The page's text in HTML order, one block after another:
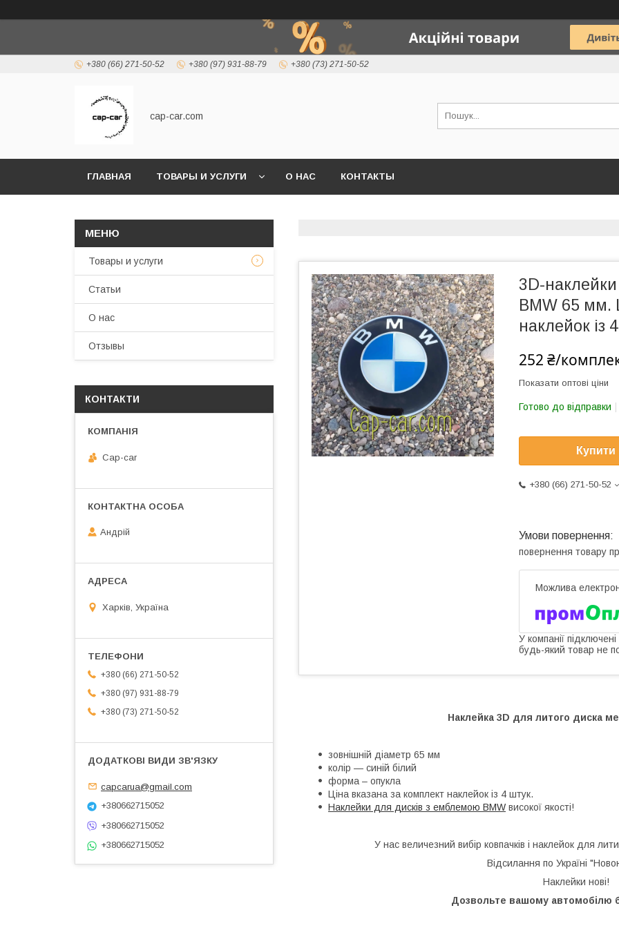
+380 (66) 271-50-52 +380 (97) 931-88-79 +380 (73) 271-50-52
cap-car.com
ГЛАВНАЯ ТОВАРЫ И УСЛУГИ О НАС КОНТАКТЫ
3D-
BMW 65 мм.
наклейок із
252 ₴/
Показати оптові ціни
Готово до відправки
Купити
+380 (66) 271-50-52
повернення товару
У компанії
будь-який товар не
Наклейка 3D для литого диска
зовнішній діаметр 65 мм
колір — синій білий
форма – опукла
Ціна вказана за комплект наклейок із 4 штук.
Наклейки для дисків з емблемою BMW високої якості!
У нас величезний вибір ковпачків і наклейок для
Відсилання по Україні
Наклейки нові!
Дозвольте вашому автомобілю
Товары и услуги
Статьи
О нас
Отзывы
КОНТАКТИ
Cap-car
Андрій
Харків, Україна
+380 (66) 271-50-52
+380 (97) 931-88-79
+380 (73) 271-50-52
capcarua@gmail.com
+380662715052
+380662715052
+380662715052